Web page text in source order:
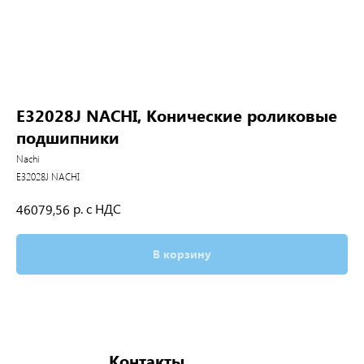
E32028J NACHI, Конические роликовые
подшипники
Nachi
E32028J NACHI
46079,56 р. с НДС
В корзину